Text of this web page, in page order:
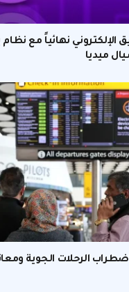
نهائياً مع نظام
ميديا
الرحلات الجوية